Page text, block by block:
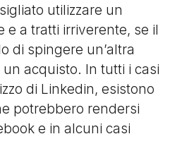
utilizzare un
e a tratti irriverente, se il
di spingere un’altra
acquisto. In tutti i casi
di Linkedin, esistono
potrebbero rendersi
e in alcuni casi